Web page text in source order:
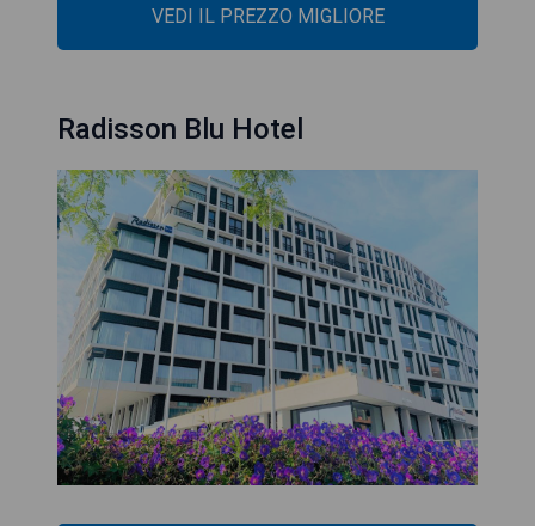
VEDI IL PREZZO MIGLIORE
Radisson Blu Hotel